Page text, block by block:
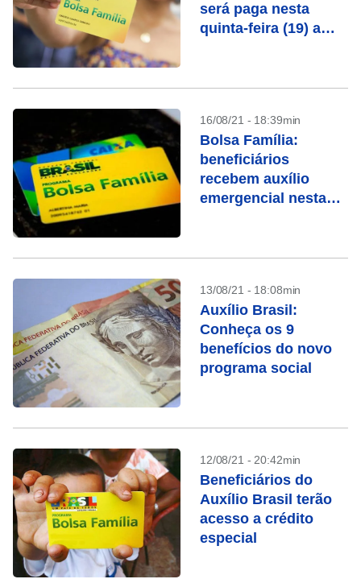
será paga nesta
quinta-feira (19) a
16/08/21 - 18:39min
Bolsa Família:
beneficiários
recebem auxílio
emergencial nesta
13/08/21 - 18:08min
Auxílio Brasil:
Conheça os 9
benefícios do novo
programa social
12/08/21 - 20:42min
Beneficiários do
Auxílio Brasil terão
acesso a crédito
especial